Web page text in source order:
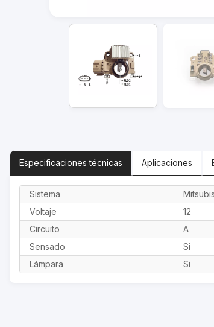
Especificacionestécnicas Aplicaciones
Sistema
Voltaje
12
Circuito
A
Sensado
Si
Lámpara
Si